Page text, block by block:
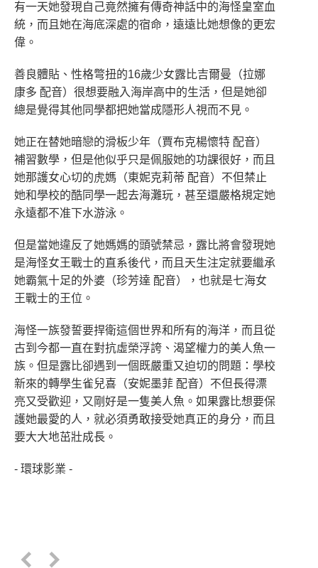
有一天她發現自己竟然擁有傳奇神話中的海怪皇室血
統，而且她在海底深處的宿命，遠遠比她想像的更宏
偉。
善良體貼、性格彆扭的16歲少女露比吉爾曼（拉娜
康多 配音）很想要融入海岸高中的生活，但是她卻
總是覺得其他同學都把她當成隱形人視而不見。
她正在替她暗戀的滑板少年（賈布克楊懷特 配音）
補習數學，但是他似乎只是佩服她的功課很好，而且
她那護女心切的虎媽（東妮克莉蒂 配音）不但禁止
她和學校的酷同學一起去海灘玩，甚至還嚴格規定她
永遠都不准下水游泳。
但是當她違反了她媽媽的頭號禁忌，露比將會發現她
是海怪女王戰士的直系後代，而且天生注定就要繼承
她霸氣十足的外婆（珍芳達 配音），也就是七海女
王戰士的王位。
海怪一族發誓要捍衛這個世界和所有的海洋，而且從
古到今都一直在對抗虛榮浮誇、渴望權力的美人魚一
族。但是露比卻遇到一個既嚴重又迫切的問題：學校
新來的轉學生雀兒喜（安妮墨菲 配音）不但長得漂
亮又受歡迎，又剛好是一隻美人魚。如果露比想要保
護她最愛的人，就必須勇敢接受她真正的身分，而且
要大大地茁壯成長。
- 環球影業 -